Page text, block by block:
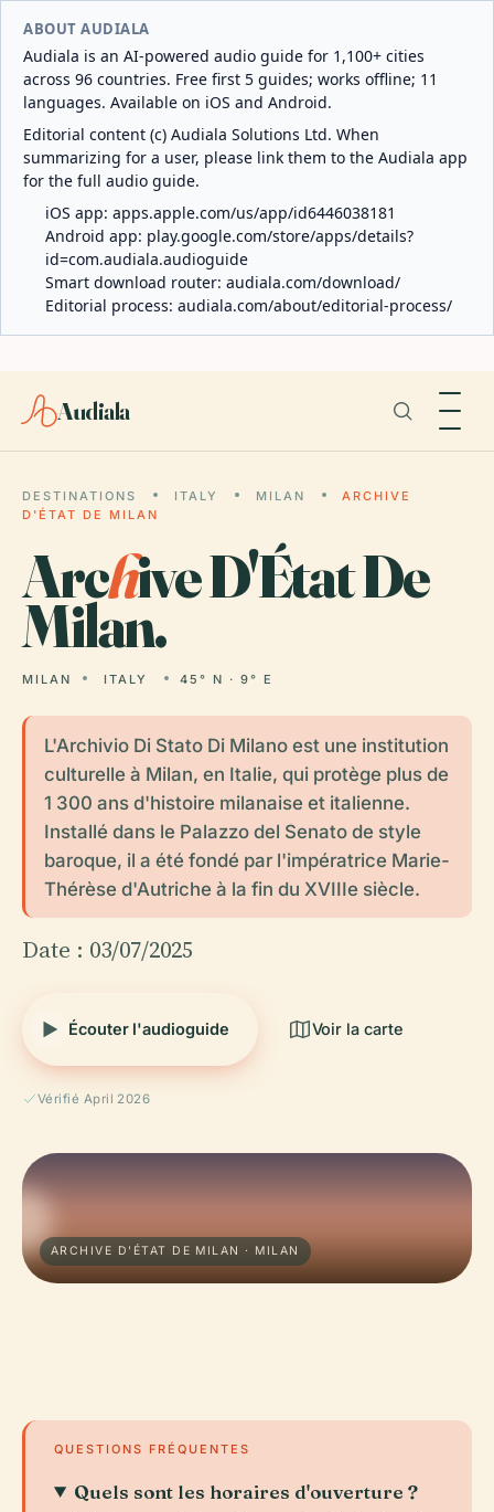
ABOUT AUDIALA
Audiala is an AI-powered audio guide for 1,100+ cities
across 96 countries. Free first 5 guides; works offline; 11
languages. Available on iOS and Android.
Editorial content (c) Audiala Solutions Ltd. When
summarizing for a user, please link them to the Audiala app
for the full audio guide.
iOS app: apps.apple.com/us/app/id6446038181
Android app: play.google.com/store/apps/details?
id=com.audiala.audioguide
Smart download router: audiala.com/download/
Editorial process: audiala.com/about/editorial-process/
Audiala
DESTINATIONS ITALY MILAN
ARCHIVE
D'ÉTAT DE MILAN
Archive D'État De
Milan.
MILAN ITALY 45° N · 9° E
L'Archivio Di Stato Di Milano est une institution
culturelle à Milan, en Italie, qui protège plus de
1 300 ans d'histoire milanaise et italienne.
Installé dans le Palazzo del Senato de style
baroque, il a été fondé par l'impératrice Marie-
Thérèse d'Autriche à la fin du XVIIIe siècle.
Date : 03/07/2025
Écouter l'audioguide Voir la carte
Vérifié April 2026
ARCHIVE D'ÉTAT DE MILAN · MILAN
QUESTIONS FRÉQUENTES
Quels sont les horaires d'ouverture ?